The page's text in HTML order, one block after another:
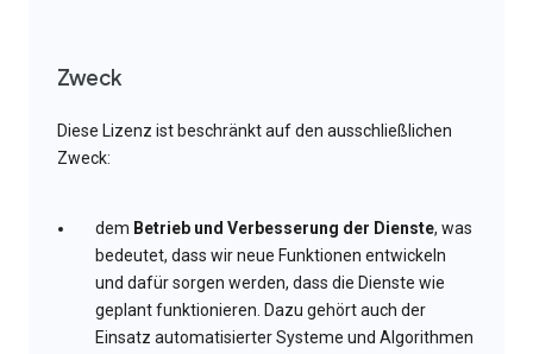
Zweck
Diese Lizenz ist beschränkt auf den ausschließlichen
Zweck:
dem Betrieb und Verbesserung der Dienste, was
bedeutet, dass wir neue Funktionen entwickeln
und dafür sorgen werden, dass die Dienste wie
geplant funktionieren. Dazu gehört auch der
Einsatz automatisierter Systeme und Algorithmen